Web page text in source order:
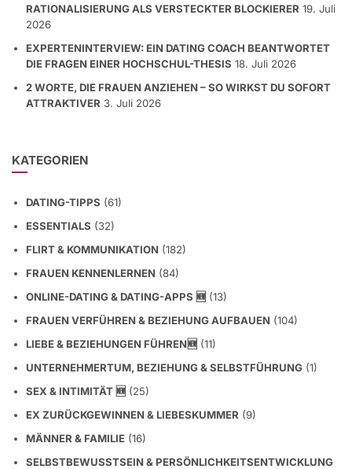
RATIONALISIERUNG ALS VERSTECKTER BLOCKIERER 19. Juli
2026
EXPERTENINTERVIEW: EIN DATING COACH BEANTWORTET
DIE FRAGEN EINER HOCHSCHUL-THESIS 18. Juli 2026
2 WORTE, DIE FRAUEN ANZIEHEN – SO WIRKST DU SOFORT
ATTRAKTIVER 3. Juli 2026
KATEGORIEN
DATING-TIPPS (61)
ESSENTIALS (32)
FLIRT & KOMMUNIKATION (182)
FRAUEN KENNENLERNEN (84)
ONLINE-DATING & DATING-APPS 🆕 (13)
FRAUEN VERFÜHREN & BEZIEHUNG AUFBAUEN (104)
LIEBE & BEZIEHUNGEN FÜHREN🆕 (11)
UNTERNEHMERTUM, BEZIEHUNG & SELBSTFÜHRUNG (1)
SEX & INTIMITÄT 🆕 (25)
EX ZURÜCKGEWINNEN & LIEBESKUMMER (9)
MÄNNER & FAMILIE (16)
SELBSTBEWUSSTSEIN & PERSÖNLICHKEITSENTWICKLUNG